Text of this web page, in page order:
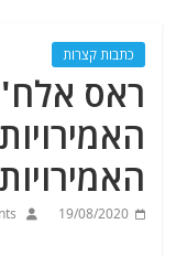
כתבות קצרות
ראס
האמירויות
19/08/2020